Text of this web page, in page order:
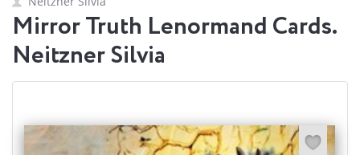
Mirror Truth Lenormand Cards.
Neitzner Silvia